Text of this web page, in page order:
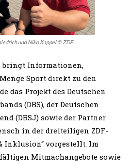
und Niko Kappel © ZDF
Informationen,
Sport direkt zu den
das Projekt des Deutschen
(DBS), der Deutschen
(DBSJ) sowie der Partner
in der dreiteiligen ZDF-
Inklusion“ vorgestellt. Im
Mitmachangebote sowie